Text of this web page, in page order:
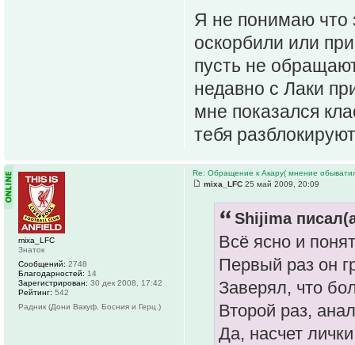
Я не понимаю что
оскорбили или
пусть не
недавно с Лаки
мне показался
тебя
Re: Обращение к Акару( мнение
mixa_LFC 25 май 2009, 20:09
Shijima
Всё ясно и
Первый раз он
Заверял, что
Второй раз,
Да, насчет
mixa_LFC
Знаток
Сообщений: 2748
Благодарностей: 14
Зарегистрирован: 30 дек 2008, 17:42
Рейтинг: 542
Радник (Дони Вакуф, Босния и Герц.)